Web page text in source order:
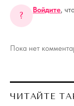
?
Войдите,
Пока нет
ЧИТАЙТЕ